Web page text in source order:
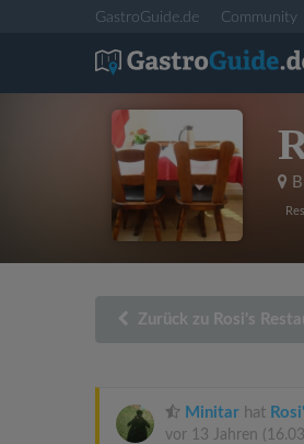
GastroGuide.de Community
Zurück zu Rosi's
Minitar hat
vor 13 Jahren